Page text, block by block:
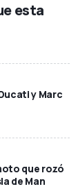
esta
y Marc
que rozó
de Man